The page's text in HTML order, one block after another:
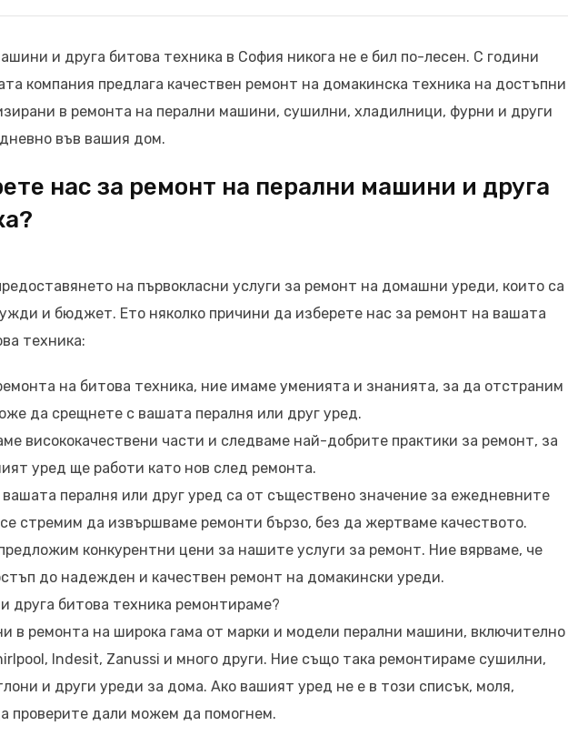
и друга битова техника в София никога не е бил по-лесен. С години
компания предлага качествен ремонт на домакинска техника на достъпни
в ремонта на перални машини, сушилни, хладилници, фурни и други
във вашия дом.
нас за ремонт на перални машини и друга
на първокласни услуги за ремонт на домашни уреди, които са
и бюджет. Ето няколко причини да изберете нас за ремонт на вашата
техника:
на битова техника, ние имаме уменията и знанията, за да отстраним
да срещнете с вашата пералня или друг уред.
висококачествени части и следваме най-добрите практики за ремонт, за
уред ще работи като нов след ремонта.
пералня или друг уред са от съществено значение за ежедневните
стремим да извършваме ремонти бързо, без да жертваме качеството.
конкурентни цени за нашите услуги за ремонт. Ние вярваме, че
до надежден и качествен ремонт на домакински уреди.
друга битова техника ремонтираме?
в ремонта на широка гама от марки и модели перални машини, включително
Indesit, Zanussi и много други. Ние също така ремонтираме сушилни,
и други уреди за дома. Ако вашият уред не е в този списък, моля,
проверите дали можем да помогнем.